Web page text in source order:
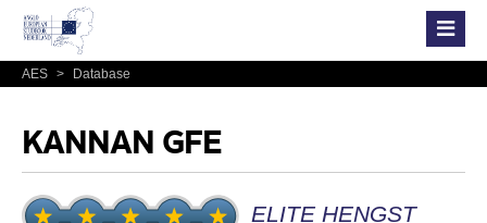
AES > Database
KANNAN GFE
ELITE HENGST